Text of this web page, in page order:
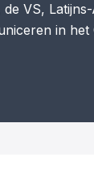
VS,
in het